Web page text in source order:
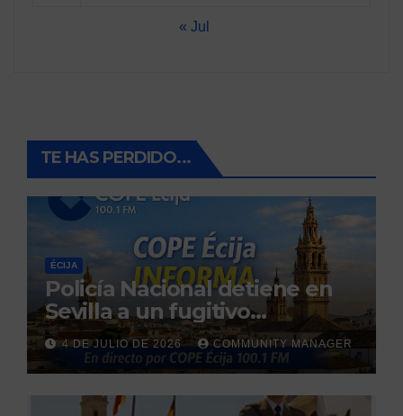
« Jul
TE HAS PERDIDO...
ÉCIJA
Policía Nacional detiene en
Sevilla a un fugitivo
reclamado por narcotráfico
tras no regresar a prisión
durante un permiso
penitenciario
4 DE JULIO DE 2026 COMMUNITY MANAGER